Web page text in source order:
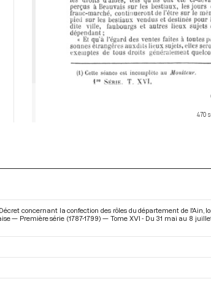
470
concernant la confection des rôles du département de l'Ain,
— Première série (1787-1799) — Tome XVI - Du 31 mai au 8